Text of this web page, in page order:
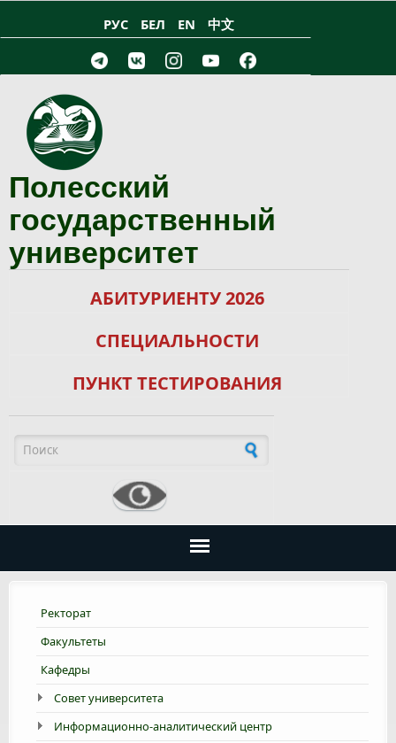
РУС БЕЛ EN 中文
Полесский
государственный
университет
АБИТУРИЕНТУ 2026
СПЕЦИАЛЬНОСТИ
ПУНКТ ТЕСТИРОВАНИЯ
Ректорат
Факультеты
Кафедры
Совет университета
Информационно-аналитический центр